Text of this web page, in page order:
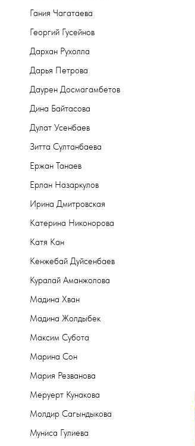
Гания Чагатаева
Георгий Гусейнов
Дархан Рухолла
Дарья Петрова
Даурен Досмагамбетов
Дина Байтасова
Дулат Усенбаев
Зитта Султанбаева
Ержан Танаев
Ерлан Назаркулов
Ирина Дмитровская
Катерина Никонорова
Катя Кан
Кенжебай Дуйсенбаев
Куралай Аманжолова
Мадина Хван
Мадина Жолдыбек
Максим Субота
Марина Сон
Мария Резванова
Меруерт Кунакова
Молдир Сагындыкова
Муниса Гулиева